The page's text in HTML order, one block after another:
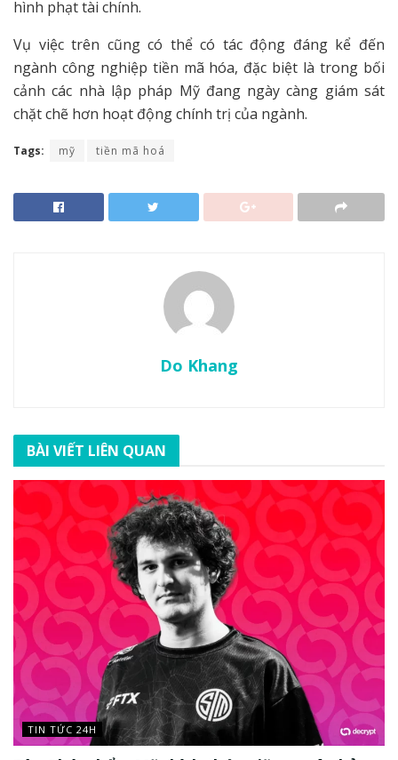
hình phạt tài chính.
Vụ việc trên cũng có thể có tác động đáng kể đến
ngành công nghiệp tiền mã hóa, đặc biệt là trong bối
cảnh các nhà lập pháp Mỹ đang ngày càng giám sát
chặt chẽ hơn hoạt động chính trị của ngành.
Tags: mỹ tiền mã hoá
Do Khang
BÀI VIẾT LIÊN QUAN
TIN TỨC 24H